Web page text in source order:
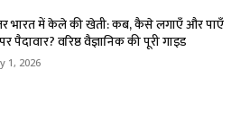
भारत में केले की खेती: कब, कैसे लगाएँ और पाएँ
पैदावार? वरिष्ठ वैज्ञानिक की पूरी गाइड
1, 2026